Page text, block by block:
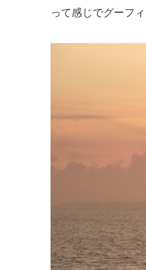
って感じでグーフ